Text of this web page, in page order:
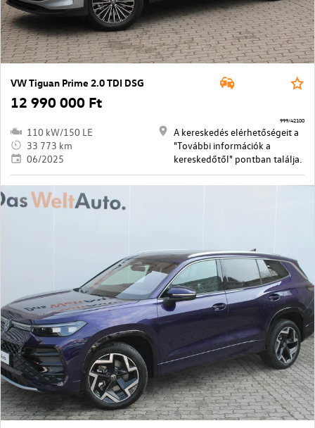
VW Tiguan Prime 2.0 TDI DSG
12 990 000 Ft
110 kW/150 LE
33 773 km
06/2025
A kereskedés elérhetőségeit a
"További információk a
kereskedőtől" pontban találja.
999/42100